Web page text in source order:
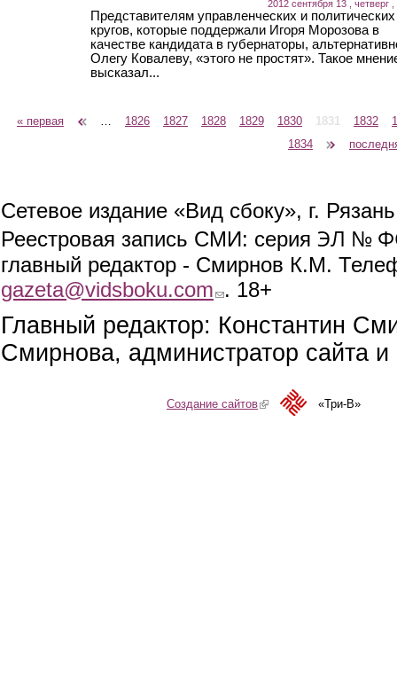
2012 сентября 13 , четверг ,
Представителям управленческих и политических
кругов, которые поддержали Игоря Морозова в
качестве кандидата в губернаторы,
Олегу Ковалеву, «этого не простят». Такое
высказал...
Страницы
« первая 1826 1827 1828 1829 1830 1831 1832
1834
Сетевое издание «Вид сбоку», г.
Реестровая запись СМИ: серия ЭЛ №
главный редактор - Смирнов К.М.
gazeta@vidsboku.com (link sends e-mail)
. 18+
Главный редактор: Константин
Смирнова, администратор сайта
Создание сайтов(link is external)«Три-В»